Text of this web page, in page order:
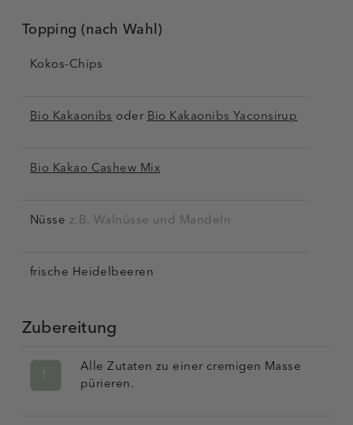
Topping (nach Wahl)
Kokos-Chips
Bio KakaonibsoderBio Kakaonibs Yaconsirup
Bio Kakao Cashew Mix
Nüsse z.B. Walnüsse und Mandeln
frische Heidelbeeren
Zubereitung
1.
Alle Zutaten zu einer cremigen Masse
pürieren.